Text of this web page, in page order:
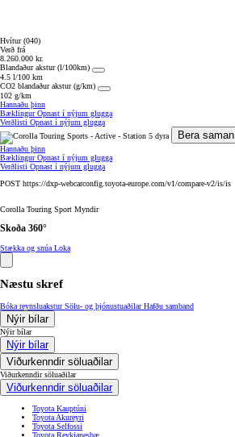
Hvítur (040)
Verð frá
8.260.000 kr.
Blandaður akstur (l/100km)
4.5 l/100 km
CO2 blandaður akstur (g/km)
102 g/km
Hannaðu þinn
BæklingurOpnast í nýjum glugga
Verðlisti Opnast í nýjum glugga
Bera saman
Hannaðu þinn
BæklingurOpnast í nýjum glugga
Verðlisti Opnast í nýjum glugga
POST https://dxp-webcarconfig.toyota-europe.com/v1/compare-v2/is/is
Corolla Touring Sport Myndir
Skoða 360°
Stækka og snúa Loka
Næstu skref
Bóka reynsluaksturSölu- og þjónustuaðilarHafðu samband
Nýir bílar
Nýir bílar
Nýir bílar
Viðurkenndir söluaðilar
Viðurkenndir söluaðilar
Viðurkenndir söluaðilar
Toyota Kauptúni
Toyota Akureyri
Toyota Selfossi
Toyota Reykjanesbæ